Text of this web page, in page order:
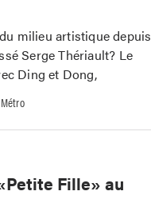
milieu artistique depuis
Serge Thériault? Le
Ding et Dong,
Métro
Fille» au